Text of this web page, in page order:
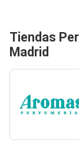
Tiendas
Madrid